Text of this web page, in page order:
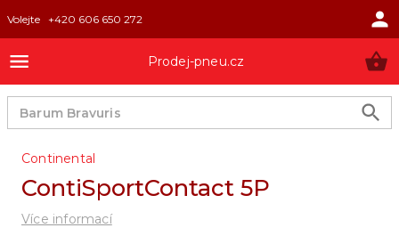
Volejte +420 606 650 272
Prodej-pneu.cz
Continental
ContiSportContact 5P
Více informací